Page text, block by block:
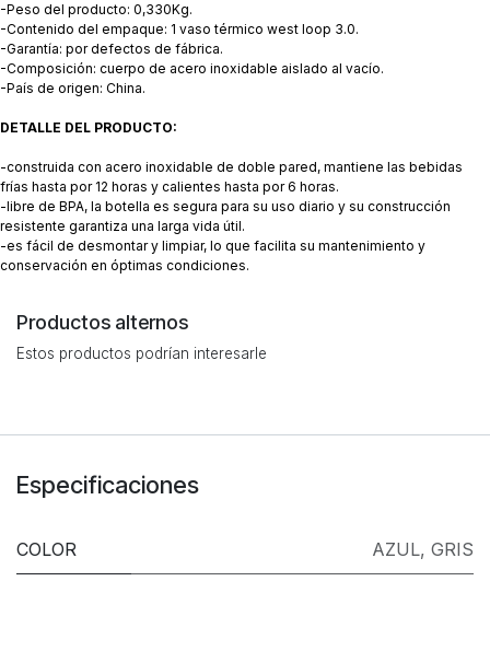
-Peso del producto: 0,330Kg.
-Contenido del empaque: 1 vaso térmico west loop 3.0.
-Garantía: por defectos de fábrica.
-Composición: cuerpo de acero inoxidable aislado al vacío.
-País de origen: China.
DETALLE DEL PRODUCTO:
-construida con acero inoxidable de doble pared, mantiene las bebidas
frías hasta por 12 horas y calientes hasta por 6 horas.
-libre de BPA, la botella es segura para su uso diario y su construcción
resistente garantiza una larga vida útil.
-es fácil de desmontar y limpiar, lo que facilita su mantenimiento y
conservación en óptimas condiciones.
Productos alternos
Estos productos podrían interesarle
Especificaciones
COLOR AZUL, GRIS